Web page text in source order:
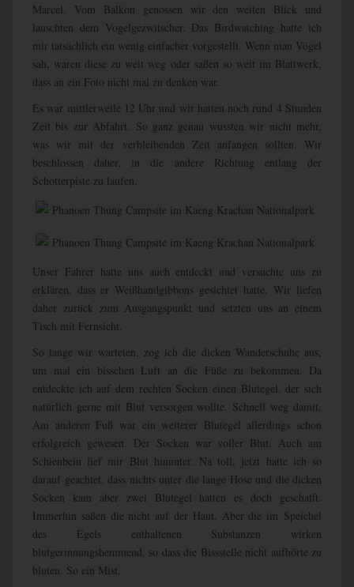
Marcel. Vom Balkon genossen wir den weiten Blick und
lauschten dem Vogelgezwitscher. Das Birdwatching hatte ich
mir tatsächlich ein wenig einfacher vorgestellt. Wenn man Vögel
sah, waren diese zu weit weg oder saßen so weit im Blattwerk,
dass an ein Foto nicht mal zu denken war.
Es war mittlerweile 12 Uhr und wir hatten noch rund 4 Stunden
Zeit bis zur Abfahrt. So ganz genau wussten wir nicht mehr,
was wir mit der verbleibenden Zeit anfangen sollten. Wir
beschlossen daher, in die andere Richtung entlang der
Schotterpiste zu laufen.
Unser Fahrer hatte uns auch entdeckt und versuchte uns zu
erklären, dass er Weißhandgibbons gesichtet hatte. Wir liefen
daher zurück zum Ausgangspunkt und setzten uns an einem
Tisch mit Fernsicht.
So lange wir warteten, zog ich die dicken Wanderschuhe aus,
um mal ein bisschen Luft an die Füße zu bekommen. Da
entdeckte ich auf dem rechten Socken einen Blutegel, der sich
natürlich gerne mit Blut versorgen wollte. Schnell weg damit.
Am anderen Fuß war ein weiterer Blutegel allerdings schon
erfolgreich gewesen. Der Socken war voller Blut. Auch am
Schienbein lief mir Blut hinunter. Na toll, jetzt hatte ich so
darauf geachtet, dass nichts unter die lange Hose und die dicken
Socken kam aber zwei Blutegel hatten es doch geschafft.
Immerhin saßen die nicht auf der Haut. Aber die im Speichel
des Egels enthaltenen Substanzen wirken
blutgerinnungshemmend, so dass die Bissstelle nicht aufhörte zu
bluten. So ein Mist.